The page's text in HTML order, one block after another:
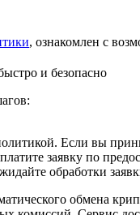
, ознакомлен с
и безопасно
Если вы
заявку по
обработки
обмена